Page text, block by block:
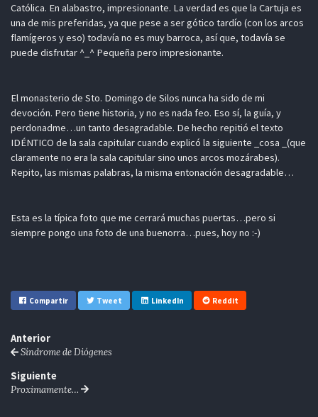
Católica. En alabastro, impresionante. La verdad es que la Cartuja es
una de mis preferidas, ya que pese a ser gótico tardío (con los arcos
flamígeros y eso) todavía no es muy barroca, así que, todavía se
puede disfrutar ^_^ Pequeña pero impresionante.
El monasterio de Sto. Domingo de Silos nunca ha sido de mi
devoción. Pero tiene historia, y no es nada feo. Eso sí, la guía, y
perdonadme…un tanto desagradable. De hecho repitió el texto
IDÉNTICO de la sala capitular cuando explicó la siguiente _cosa _(que
claramente no era la sala capitular sino unos arcos mozárabes).
Repito, las mismas palabras, la misma entonación desagradable…
Esta es la típica foto que me cerrará muchas puertas…pero si
siempre pongo una foto de una buenorra…pues, hoy no :-)
Compartir Tweet LinkedIn Reddit
Anterior
Síndrome de Diógenes
Siguiente
Proximamente…